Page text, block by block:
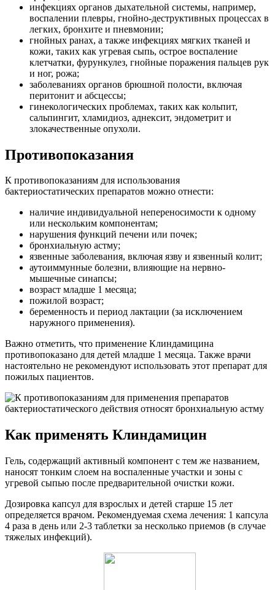
инфекциях органов дыхательной системы, например,
воспалении плевры, гнойно-деструктивных процессах в
легких, бронхите и пневмонии;
гнойных ранах, а также инфекциях мягких тканей и
кожи, таких как угревая сыпь, острое воспаление
клетчатки, фурункулез, гнойные поражения пальцев рук
и ног, рожа;
заболеваниях органов брюшной полости, включая
перитонит и абсцессы;
гинекологических проблемах, таких как кольпит,
сальпингит, хламидиоз, аднексит, эндометрит и
злокачественные опухоли.
Противопоказания
К противопоказаниям для использования
бактериостатических препаратов можно отнести:
наличие индивидуальной непереносимости к одному
или нескольким компонентам;
нарушения функций печени или почек;
бронхиальную астму;
язвенные заболевания, включая язву и язвенный колит;
аутоиммунные болезни, влияющие на нервно-
мышечные синапсы;
возраст младше 1 месяца;
пожилой возраст;
беременность и период лактации (за исключением
наружного применения).
Важно отметить, что применение Клиндамицина
противопоказано для детей младше 1 месяца. Также врачи
настоятельно не рекомендуют использовать этот препарат для
пожилых пациентов.
Как применять Клиндамицин
Гель, содержащий активный компонент с тем же названием,
наносят тонким слоем на воспаленные участки и зоны с
угревой сыпью после предварительной очистки кожи.
Дозировка капсул для взрослых и детей старше 15 лет
определяется врачом. Рекомендуемая схема лечения: 1 капсула
4 раза в день или 2-3 таблетки за несколько приемов (в случае
тяжелых инфекций).